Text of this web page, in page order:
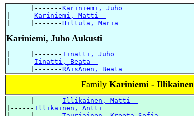
      |-------
Kariniemi, Juho
|------Kariniemi, Matti
|     |-------Hiltula, Maria
Kariniemi, Juho Aukusti
|     |------- Iinatti, Juho
|------ Iinatti, Beata
      |-------
RÃisÃnen, Beata
Family Kariniemi - Illikainen
      |-------
Illikainen, Matti
|------ Illikainen, Antti